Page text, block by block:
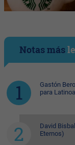
Notas más
Gastón
para
David
Eternos)